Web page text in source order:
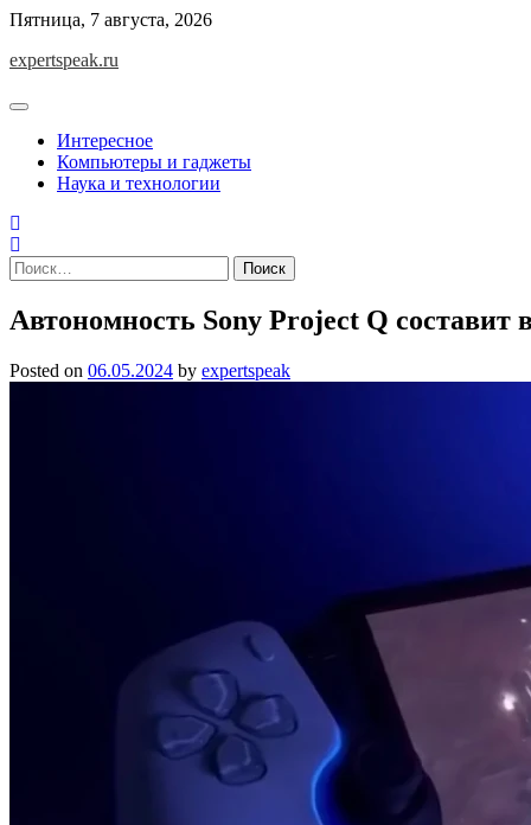
Skip
content
Пятница, 7 августа, 2026
expertspeak.ru
Интересное
Компьютеры и гаджеты
Наука и технологии
Найти:
Автономность Sony Project Q составит
Posted on 06.05.2024 by expertspeak